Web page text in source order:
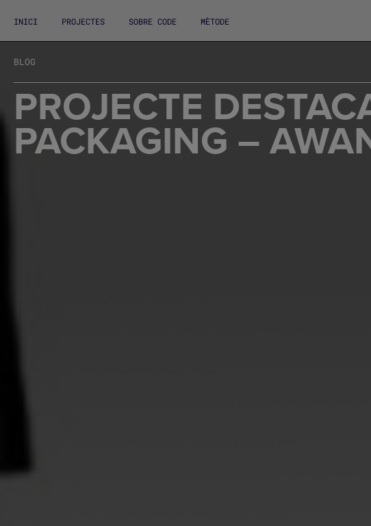
INICI PROJECTES SOBRE CODE MÈTODE
BLOG
PROJECTE
PACKAGING –